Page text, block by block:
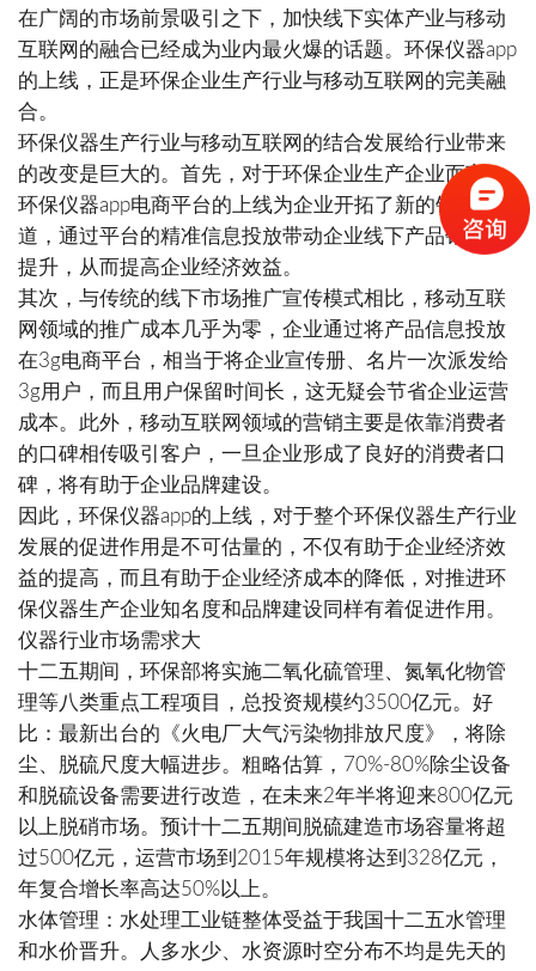
在广阔的市场前景吸引之下，加快线下实体产业与移动
互联网的融合已经成为业内最火爆的话题。环保仪器app
的上线，正是环保企业生产行业与移动互联网的完美融
合。
环保仪器生产行业与移动互联网的结合发展给行业带来
的改变是巨大的。首先，对于环保企业生产企业而言，
环保仪器app电商平台的上线为企业开拓了新的销售渠
道，通过平台的精准信息投放带动企业线下产品销量的
提升，从而提高企业经济效益。
其次，与传统的线下市场推广宣传模式相比，移动互联
网领域的推广成本几乎为零，企业通过将产品信息投放
在3g电商平台，相当于将企业宣传册、名片一次派发给
3g用户，而且用户保留时间长，这无疑会节省企业运营
成本。此外，移动互联网领域的营销主要是依靠消费者
的口碑相传吸引客户，一旦企业形成了良好的消费者口
碑，将有助于企业品牌建设。
因此，环保仪器app的上线，对于整个环保仪器生产行业
发展的促进作用是不可估量的，不仅有助于企业经济效
益的提高，而且有助于企业经济成本的降低，对推进环
保仪器生产企业知名度和品牌建设同样有着促进作用。
仪器行业市场需求大
十二五期间，环保部将实施二氧化硫管理、氮氧化物管
理等八类重点工程项目，总投资规模约3500亿元。好
比：最新出台的《火电厂大气污染物排放尺度》，将除
尘、脱硫尺度大幅进步。粗略估算，70%-80%除尘设备
和脱硫设备需要进行改造，在未来2年半将迎来800亿元
以上脱硝市场。预计十二五期间脱硫建造市场容量将超
过500亿元，运营市场到2015年规模将达到328亿元，
年复合增长率高达50%以上。
水体管理：水处理工业链整体受益于我国十二五水管理
和水价晋升。人多水少、水资源时空分布不均是先天的